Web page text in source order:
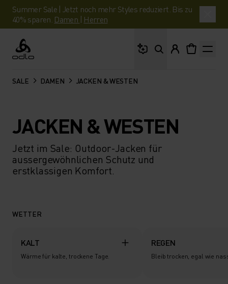
Summer Sale | Jetzt noch mehr Styles reduziert. Bis zu
40% sparen. Damen | Herren
Odlo
SALE DAMEN JACKEN & WESTEN
JACKEN & WESTEN
Jetzt im Sale: Outdoor-Jacken für
aussergewöhnlichen Schutz und
erstklassigen Komfort.
WETTER
KALT
Wärme für kalte, trockene Tage.
REGEN
Bleib trocken, egal wie